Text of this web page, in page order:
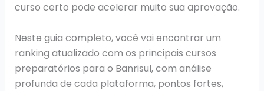
curso certo pode acelerar muito sua aprovação.
Neste guia completo, você vai encontrar um
ranking atualizado com os principais cursos
preparatórios para o Banrisul, com análise
profunda de cada plataforma, pontos fortes,